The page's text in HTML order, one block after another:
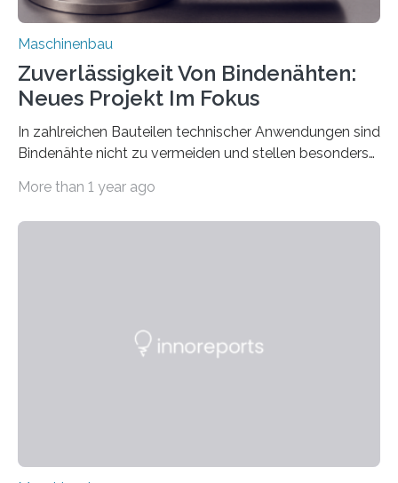
Maschinenbau
Zuverlässigkeit Von Bindenähten:
Neues Projekt Im Fokus
In zahlreichen Bauteilen technischer Anwendungen sind
Bindenähte nicht zu vermeiden und stellen besonders
Matrixmaterials eine große Herausforderung dar.
Durch den verstärkten Einsatz von Rezyklaten
More than 1 year ago